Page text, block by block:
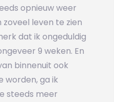
opnieuw weer
leven te zien
dat ik ongeduldig
9 weken. En
binnenuit ook
worden, ga ik
steeds meer